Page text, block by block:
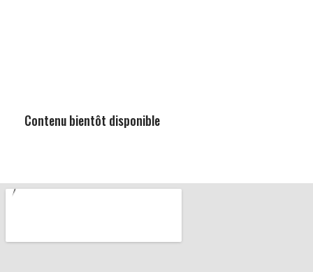
Contenu bientôt disponible